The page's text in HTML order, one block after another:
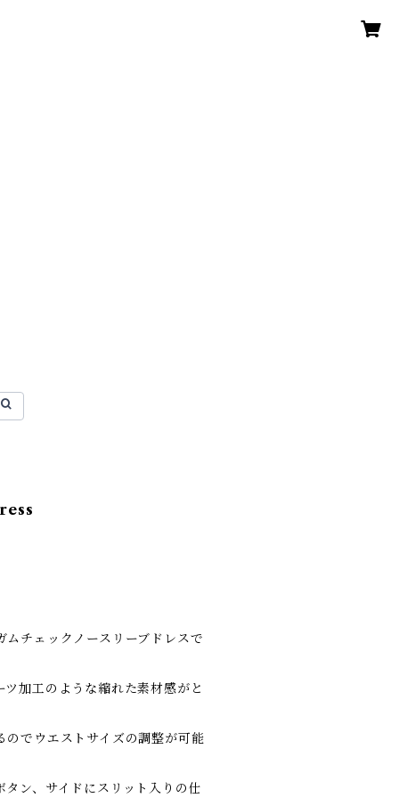
チェックノースリーブドレスで
ツ加工のような縮れた素材感がと
のでウエストサイズの調整が可能
ン、サイドにスリット入りの仕